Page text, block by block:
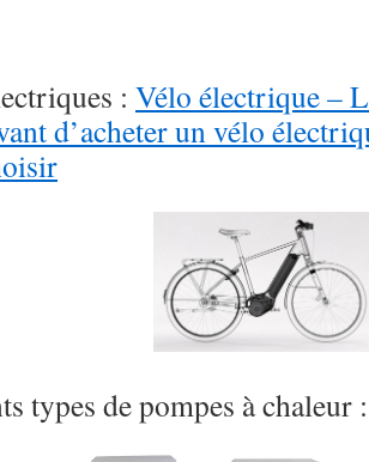
: Vélo électrique –
d’acheter un vélo
types de pompes à chaleur :